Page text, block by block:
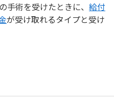
手術を受けたときに、 給付
が受け取れるタイプと受け